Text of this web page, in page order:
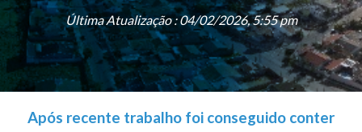
Última Atualização : 04/02/2026, 5:55 pm
Após recente trabalho foi conseguido conter